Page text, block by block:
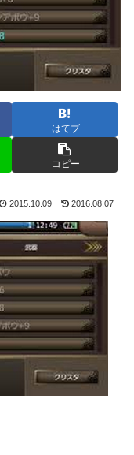
はてブ
コピー
2015.10.09 2016.08.07